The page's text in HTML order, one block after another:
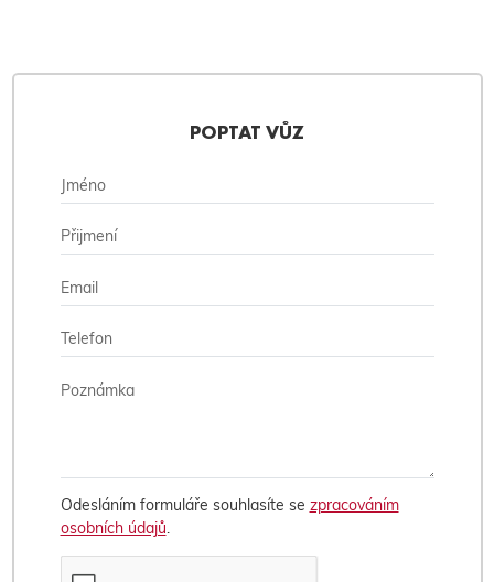
POPTAT VŮZ
Odesláním formuláře souhlasíte se zpracováním
osobních údajů.